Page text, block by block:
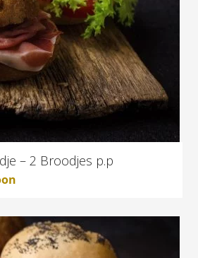
– 2 Broodjes p.p